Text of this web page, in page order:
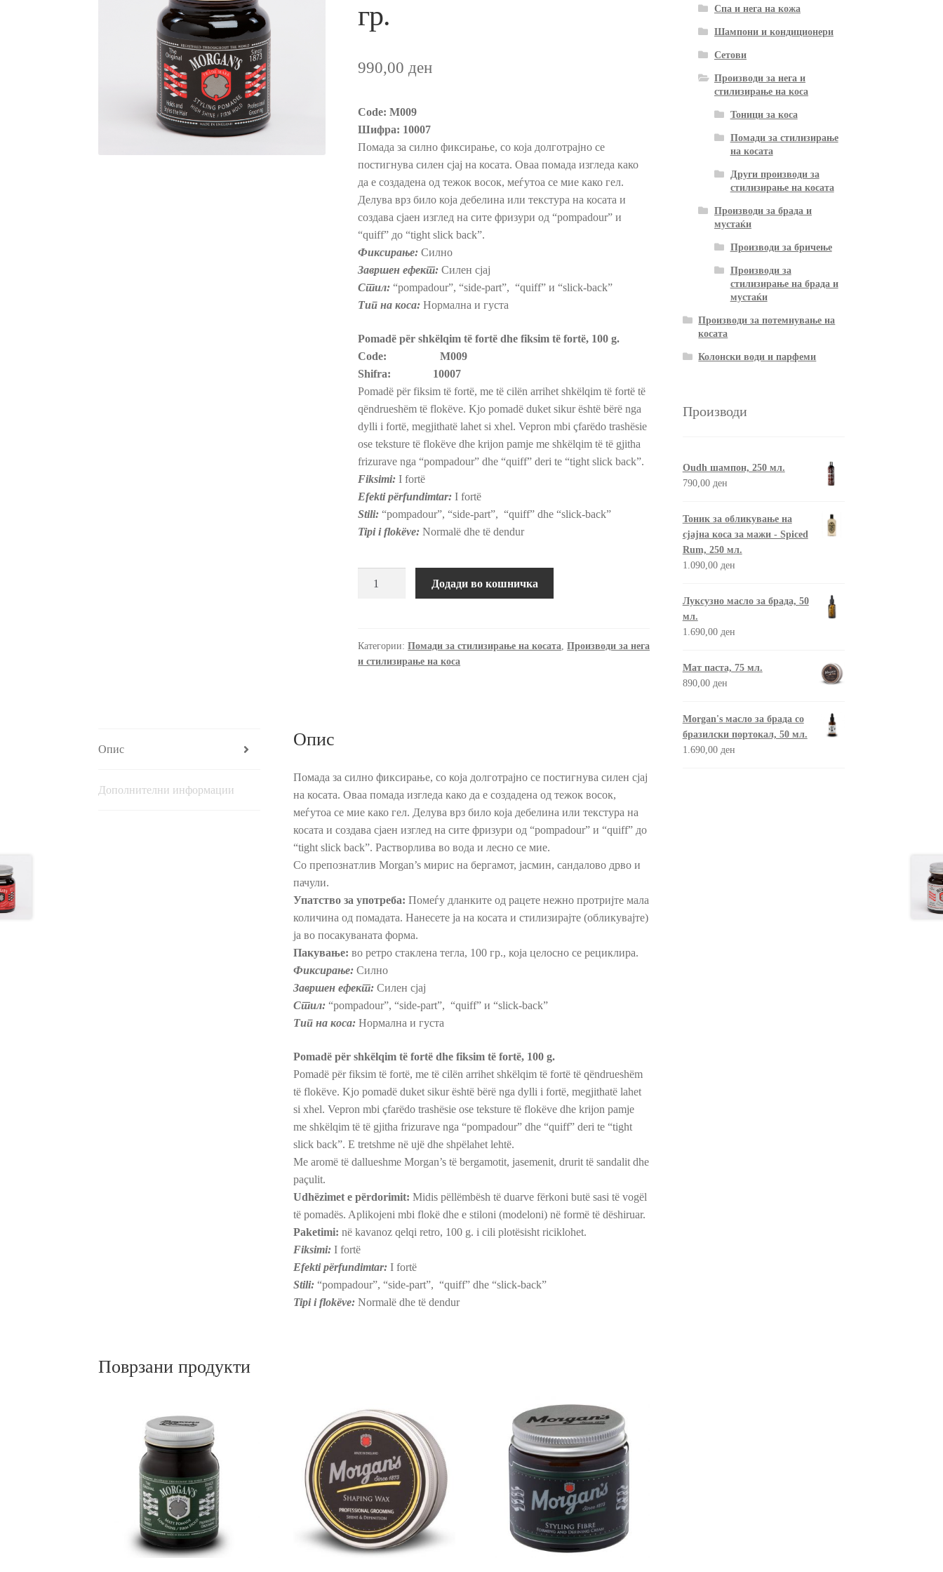
Прашања и одговори за производи за потемнување на коса
гр.
990,00ден
Code: M009
Шифра: 10007
Помада за силно фиксирање, со која долготрајно се
постигнува силен сјај на косата. Оваа помада изгледа како
да е создадена од тежок восок, меѓутоа се мие како гел.
Делува врз било која дебелина или текстура на косата и
создава сјаен изглед на сите фризури од “pompadour” и
“quiff” до “tight slick back”.
Фиксирање: Силно
Завршен ефект: Силен сјај
Стил: “pompadour”, “side-part”, “quiff” и “slick-back”
Тип на коса: Нормална и густа
Pomadë për shkëlqim të fortë dhe fiksim të fortë, 100 g.
Code: M009
Shifra: 10007
Pomadë për fiksim të fortë, me të cilën arrihet shkëlqim të fortë të
qëndrueshëm të flokëve. Kjo pomadë duket sikur është bërë nga
dylli i fortë, megjithatë lahet si xhel. Vepron mbi çfarëdo trashësie
ose teksture të flokëve dhe krijon pamje me shkëlqim të të gjitha
frizurave nga “pompadour” dhe “quiff” deri te “tight slick back”.
Fiksimi: I fortë
Efekti përfundimtar: I fortë
Stili: “pompadour”, “side-part”, “quiff” dhe “slick-back”
Tipi i flokëve: Normalë dhe të dendur
и
силно
Додади во кошничка
Категории:Помади за стилизирање на косата,Производи за нега
и стилизирање на коса
Опис
Дополнителни информации
Опис
Помада за силно фиксирање, со која долготрајно се постигнува силен сјај
на косата. Оваа помада изгледа како да е создадена од тежок восок,
меѓутоа се мие како гел. Делува врз било која дебелина или текстура на
косата и создава сјаен изглед на сите фризури од “pompadour” и “quiff” до
“tight slick back”. Растворлива во вода и лесно се мие.
Со препознатлив Morgan’s мирис на бергамот, јасмин, сандалово дрво и
пачули.
Упатство за употреба: Помеѓу дланките од рацете нежно протријте мала
количина од помадата. Нанесете ја на косата и стилизирајте (oбликувајте)
јa во посакуваната форма.
Пакување: во ретро стаклена тегла, 100 гр., која целосно се рециклира.
Фиксирање: Силно
Завршен ефект: Силен сјај
Стил: “pompadour”, “side-part”, “quiff” и “slick-back”
Тип на коса: Нормална и густа
Pomadë për shkëlqim të fortë dhe fiksim të fortë, 100 g.
Pomadë për fiksim të fortë, me të cilën arrihet shkëlqim të fortë të qëndrueshëm
të flokëve. Kjo pomadë duket sikur është bërë nga dylli i fortë, megjithatë lahet
si xhel. Vepron mbi çfarëdo trashësie ose teksture të flokëve dhe krijon pamje
me shkëlqim të të gjitha frizurave nga “pompadour” dhe “quiff” deri te “tight
slick back”. E tretshme në ujë dhe shpëlahet lehtë.
Me aromë të dallueshme Morgan’s të bergamotit, jasemenit, drurit të sandalit dhe
paçulit.
Udhëzimet e përdorimit: Midis pëllëmbësh të duarve fërkoni butë sasi të vogël
të pomadës. Aplikojeni mbi flokë dhe e stiloni (modeloni) në formë të dëshiruar.
Paketimi: në kavanoz qelqi retro, 100 g. i cili plotësisht riciklohet.
Fiksimi:I fortë
Efekti përfundimtar:I fortë
Stili: “pompadour”, “side-part”, “quiff” dhe “slick-back”
Tipi i flokëve:Normalë dhe të dendur
Поврзани продукти
Спа и нега на кожа
Шампони и кондиционери
Сетови
Производи за нега и
стилизирање на коса
Тоници за коса
Помади за стилизирање
на косата
Други производи за
стилизирање на косата
Производи за брада и
мустаќи
Производи за бричење
Производи за
стилизирање на брада и
мустаќи
Производи за потемнување на
косата
Колонски води и парфеми
Производи
Oudh шампон, 250 мл.
790,00 ден
Тоник за обликување на
сјајна коса за мажи - Spiced
Rum, 250 мл.
1.090,00 ден
Луксузно масло за брада, 50
мл.
1.690,00 ден
Мат паста, 75 мл.
890,00 ден
Morgan's масло за брада со
бразилски портокал, 50 мл.
1.690,00 ден